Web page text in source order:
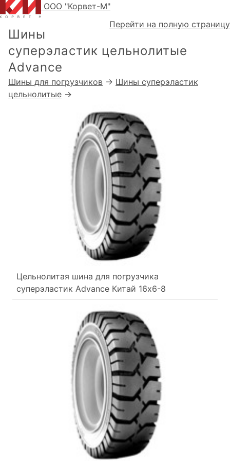
ООО "Корвет-М"
Перейти на полную страницу
Шины
суперэластик цельнолитые
Advance
Шины для погрузчиков → Шины суперэластик
цельнолитые →
Цельнолитая шина для погрузчика
суперэластик Advance Китай 16x6-8